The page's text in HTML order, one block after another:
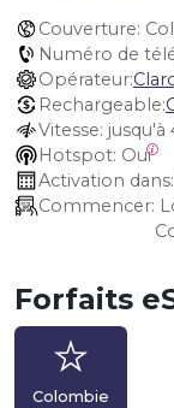
Couverture:
Numéro de
Opérateur:
Rechargeable:
Vitesse: jusqu'à
Hotspot: Oui
Activation dans:
Commencer:
Forfaits
Colombie